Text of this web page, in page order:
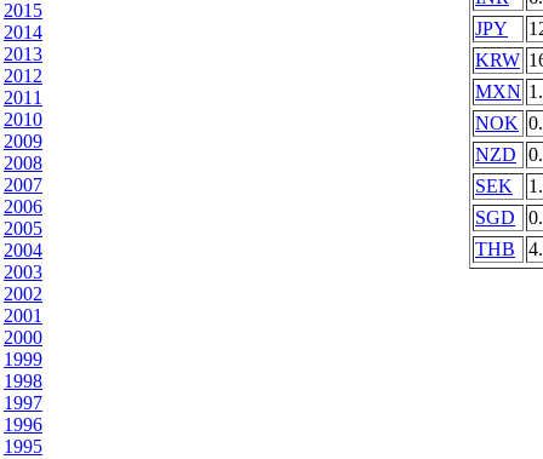
2015
2014
2013
2012
2011
2010
2009
2008
2007
2006
2005
2004
2003
2002
2001
2000
1999
1998
1997
1996
1995
JPY
KRW
MXN
NOK
NZD
SEK
SGD
THB